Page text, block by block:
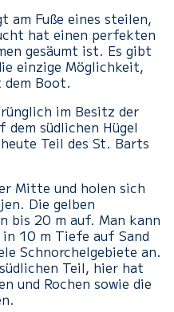
am Fuße eines steilen,
hat einen perfekten
gesäumt ist. Es gibt
einzige Möglichkeit,
Boot.
im Besitz der
dem südlichen Hügel
Teil des St. Barts
Mitte und holen sich
Die gelben
bis 20 m auf. Man kann
10 m Tiefe auf Sand
Schnorchelgebiete an.
Teil, hier hat
und Rochen sowie die